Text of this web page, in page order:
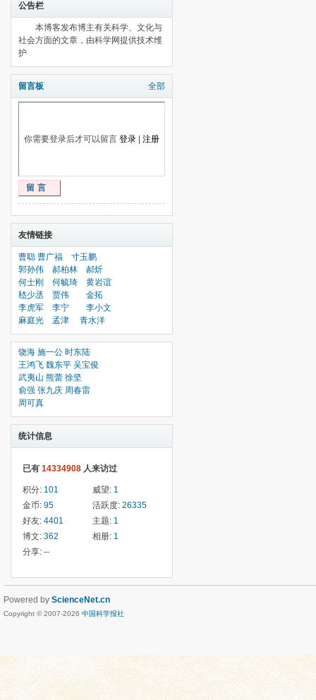
公告栏
本博客发布博主有关科学、文化与
社会方面的文章，由科学网提供技术维
护
留言板 全部
你需要登录后才可以留言 登录 注册
留言
友情链接
曹聪 曹广福
寸玉鹏
郭孙伟
郝柏林
郝炘
何士刚
何毓琦
黄岩谊
嵇少丞
贾伟
金拓
李虎军
李宁
李小文
麻庭光
孟津 青水洋
饶海 施一公 时东陆
王鸿飞 魏东平 吴宝俊
武夷山 熊蕾 徐坚
俞强 张九庆 周春雷
周可真
统计信息
已有 14334908 人来访过
积分: 101 威望: 1
金币: 95 活跃度: 26335
好友: 4401 主题: 1
博文: 362 相册: 1
分享: --
Powered by ScienceNet.cn
Copyright © 2007-2026 中国科学报社